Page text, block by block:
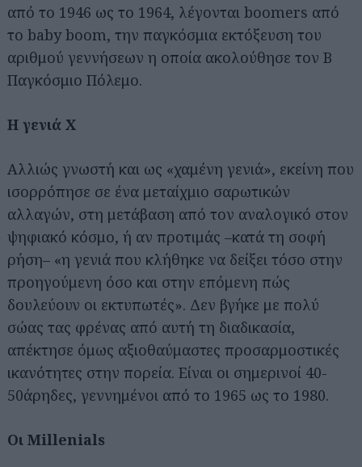
από το 1946 ως το 1964, λέγονται boomers από
το baby boom, την παγκόσμια εκτόξευση του
αριθμού γεννήσεων η οποία ακολούθησε τον Β
Παγκόσμιο Πόλεμο.
Η γενιά Χ
Αλλιώς γνωστή και ως «χαμένη γενιά», εκείνη που
ισορρόπησε σε ένα μεταίχμιο σαρωτικών
αλλαγών, στη μετάβαση από τον αναλογικό στον
ψηφιακό κόσμο, ή αν προτιμάς –κατά τη σοφή
ρήση– «η γενιά που κλήθηκε να δείξει τόσο στην
προηγούμενη όσο και στην επόμενη πώς
δουλεύουν οι εκτυπωτές». Δεν βγήκε με πολύ
σώας τας φρένας από αυτή τη διαδικασία,
απέκτησε όμως αξιοθαύμαστες προσαρμοστικές
ικανότητες στην πορεία. Είναι οι σημερινοί 40-
50άρηδες, γεννημένοι από το 1965 ως το 1980.
Οι Millenials